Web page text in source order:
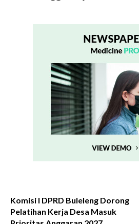
Komisi I DPRD Buleleng Dorong
Pelatihan Kerja Desa Masuk